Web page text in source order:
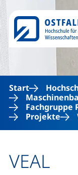
Start
Fachgruppe
Projekte
VEAL